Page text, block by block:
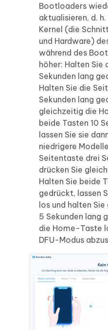
Bootloaders
aktualisieren, d.
Kernel (die
und Hardware)
während des
höher: Halten Sie
Sekunden lang
Halten Sie die
Sekunden lang
gleichzeitig die
beide Tasten 10
lassen Sie sie
niedrigere
Seitentaste drei
drücken Sie
Halten Sie beide
gedrückt, lassen
los und halten
5 Sekunden lang
die Home-Taste
DFU-Modus